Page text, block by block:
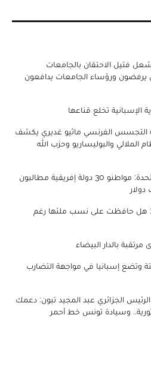
فتيل الاحتقان بالجامعات
يرفضون ورؤساء الجامعات يدافعون
الإسبانية تخلع قناعها
التجسس الفرنسي ماثيو غديري يكشف
الملالي والبوليساريو وحزب الله
تأشيرة الدخول للولايات المتحدة: مواطنو 30 دولة إفريقية مطالبون
هل حافظت على نسب ملئها رغم
بالدار البيضاء
وتضع إسبانيا في مواجهة التضارب
الجزائري عبد المجيد تبون: دعمك
وسيادة تونس خط أحمر